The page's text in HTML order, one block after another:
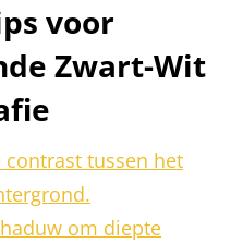
voor
Zwart-Wit
tussen het
om diepte